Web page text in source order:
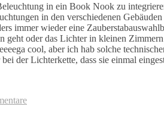
in ein Book Nook zu
in den verschiedenen
immer wieder eine
geht oder das Lichter in kleinen
cool, aber ich hab solche
der Lichterkette, dass sie einmal